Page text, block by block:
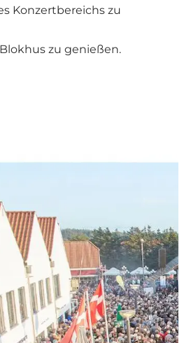
Konzertbereichs zu
zu genießen.